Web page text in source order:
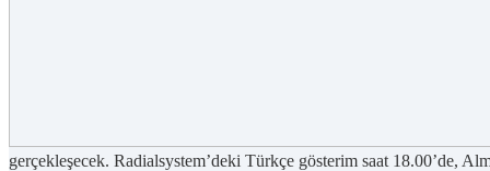
gerçekleşecek. Radialsystem’deki Türkçe gösterim saat 18.00’de,